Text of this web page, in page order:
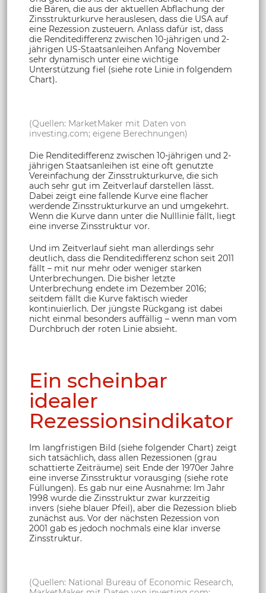
die Bären, die aus der aktuellen Abflachung der
Zinsstrukturkurve herauslesen, dass die USA auf
eine Rezession zusteuern. Anlass dafür ist, dass
die Renditedifferenz zwischen 10-jährigen und 2-
jährigen US-Staatsanleihen Anfang November
sehr dynamisch unter eine wichtige
Unterstützung fiel (siehe rote Linie in folgendem
Chart).
(Quellen: MarketMaker mit Daten von
investing.com; eigene Berechnungen)
Die Renditedifferenz zwischen 10-jährigen und 2-
jährigen Staatsanleihen ist eine oft genutzte
Vereinfachung der Zinsstrukturkurve, die sich
auch sehr gut im Zeitverlauf darstellen lässt.
Dabei zeigt eine fallende Kurve eine flacher
werdende Zinsstrukturkurve an und umgekehrt.
Wenn die Kurve dann unter die Nulllinie fällt, liegt
eine inverse Zinsstruktur vor.
Und im Zeitverlauf sieht man allerdings sehr
deutlich, dass die Renditedifferenz schon seit 2011
fällt – mit nur mehr oder weniger starken
Unterbrechungen. Die bisher letzte
Unterbrechung endete im Dezember 2016;
seitdem fällt die Kurve faktisch wieder
kontinuierlich. Der jüngste Rückgang ist dabei
nicht einmal besonders auffällig – wenn man vom
Durchbruch der roten Linie absieht.
Ein scheinbar
idealer
Rezessionsindikator
Im langfristigen Bild (siehe folgender Chart) zeigt
sich tatsächlich, dass allen Rezessionen (grau
schattierte Zeiträume) seit Ende der 1970er Jahre
eine inverse Zinsstruktur vorausging (siehe rote
Füllungen). Es gab nur eine Ausnahme: Im Jahr
1998 wurde die Zinsstruktur zwar kurzzeitig
invers (siehe blauer Pfeil), aber die Rezession blieb
zunächst aus. Vor der nächsten Rezession von
2001 gab es jedoch nochmals eine klar inverse
Zinsstruktur.
(Quellen: National Bureau of Economic Research,